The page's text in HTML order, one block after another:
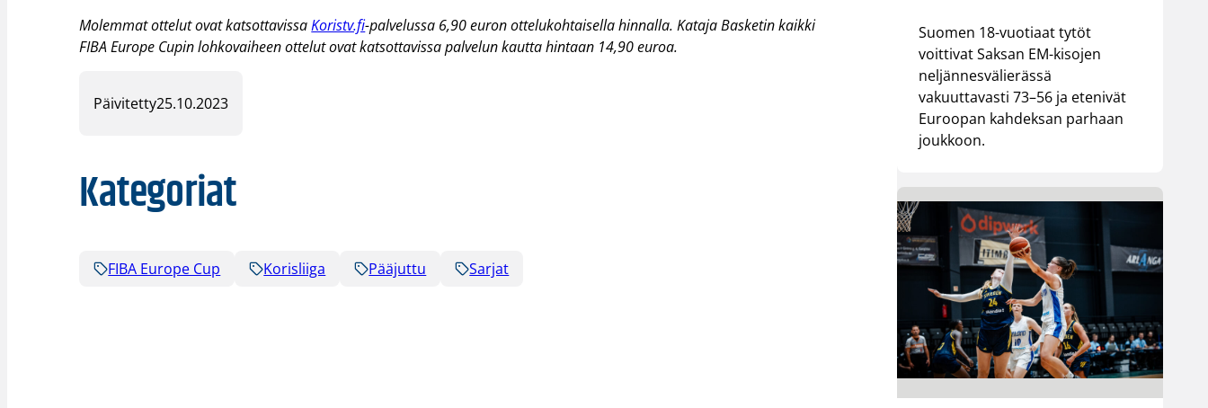
Molemmat ottelut ovat katsottavissaKoristv.fi-palvelussa 6,90 euron ottelukohtaisella hinnalla. Kataja Basketin kaikki
FIBA Europe Cupin lohkovaiheen ottelut ovat katsottavissa palvelun kautta hintaan 14,90 euroa.
Päivitetty25.10.2023
Kategoriat
FIBA Europe Cup Korisliiga Pääjuttu Sarjat
Suomen 18-vuotiaat tytöt
voittivat Saksan EM-kisojen
neljännesvälierässä
vakuuttavasti 73–56 ja etenivät
Euroopan kahdeksan parhaan
joukkoon.